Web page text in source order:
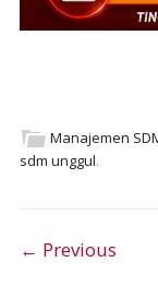
Manajemen
sdm unggul.
Post
← Previous